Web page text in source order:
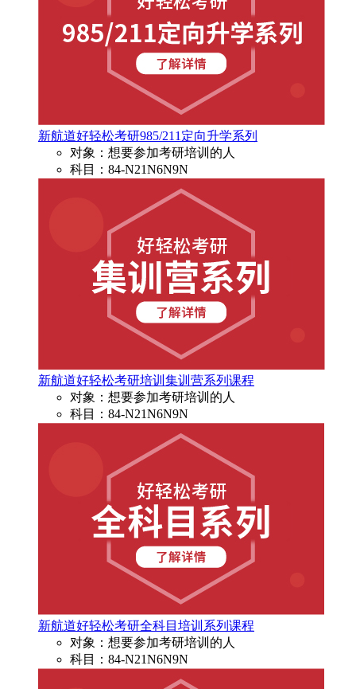
新航道好轻松考研985/211定向升学系列
对象：想要参加考研培训的人
科目：84-N21N6N9N
新航道好轻松考研培训集训营系列课程
对象：想要参加考研培训的人
科目：84-N21N6N9N
新航道好轻松考研全科目培训系列课程
对象：想要参加考研培训的人
科目：84-N21N6N9N